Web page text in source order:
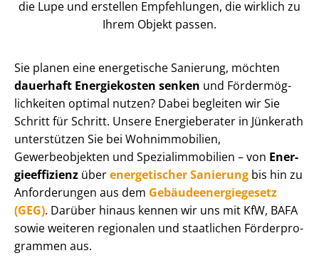
die Lupe und erstellen Empfehlungen, die wirklich zu
Ihrem Objekt passen.
Sie planen eine energetische Sanierung, möchten
dauerhaft Energiekosten senken und För­der­mög­
lich­kei­ten optimal nutzen? Dabei begleiten wir Sie
Schritt für Schritt. Unsere Energieberater in Jünkerath
unterstützen Sie bei Wohnimmobilien,
Gewerbeobjekten und Spe­zi­al­im­mo­bi­li­en – von En­er­
gie­ef­fi­zi­enz überenergetischer Sanierung bis hin zu
Anforderungen aus dem Ge­bäu­de­en­er­gie­ge­setz
(GEG). Darüber hinaus kennen wir uns mit KfW, BAFA
sowie weiteren regionalen und staatlichen För­der­pro­
gram­men aus.